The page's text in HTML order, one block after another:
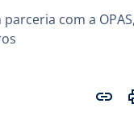
com a